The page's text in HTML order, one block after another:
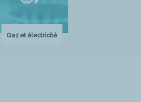
Gaz et électricité